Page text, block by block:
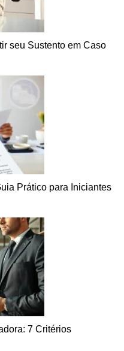
seu Sustento em Caso
Prático para Iniciantes
7 Critérios